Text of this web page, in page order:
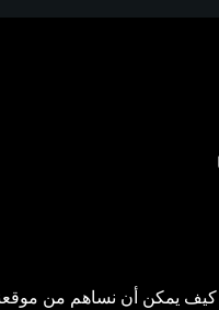
كيف يمكن أن نساهم من